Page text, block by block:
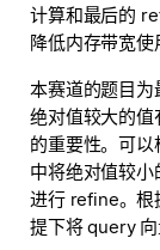
计算和最后的
降低内存带宽使
本赛道的题目
绝对值较大的
的重要性。可
中将绝对值较
进行 refine。根
提下将 query 向